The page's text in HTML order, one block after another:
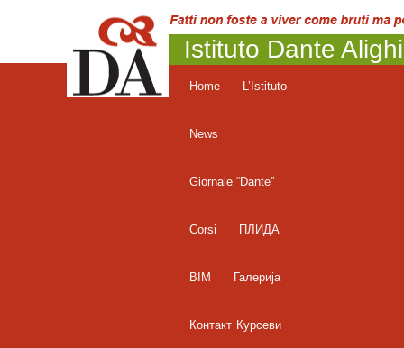
Istituto Dante
Home L’Istituto
News
Giornale “Dante”
Corsi ПЛИДА
BIM Галерија
Контакт Курсеви